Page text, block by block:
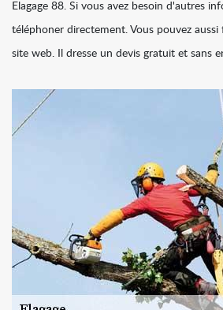
Elagage 88. Si vous avez besoin d'autres
téléphoner directement. Vous pouvez aussi
site web. Il dresse un devis gratuit et sans